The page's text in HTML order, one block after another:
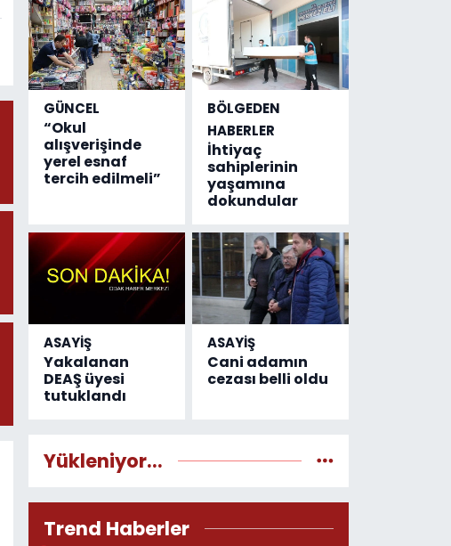
GÜNCEL
“Okul
alışverişinde
yerel esnaf
tercih edilmeli”
BÖLGEDEN
HABERLER
İhtiyaç
sahiplerinin
yaşamına
dokundular
ASAYİŞ
Yakalanan
DEAŞ üyesi
tutuklandı
ASAYİŞ
Cani adamın
cezası belli oldu
Yükleniyor...
Trend Haberler